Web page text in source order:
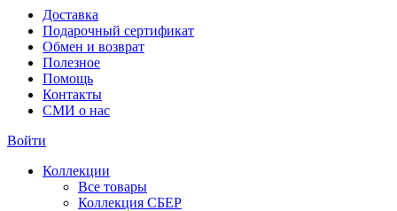
Доставка
Подарочный сертификат
Обмен и возврат
Полезное
Помощь
Контакты
СМИ о нас
Войти
Коллекции
Все товары
Коллекция СБЕР